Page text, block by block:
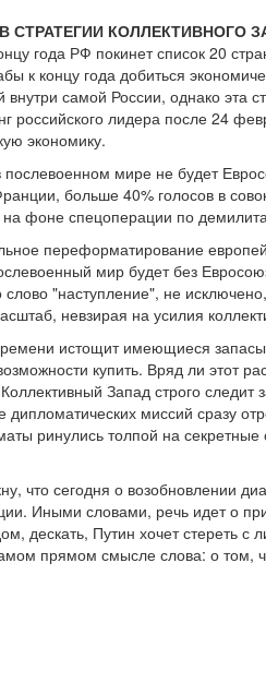
КОЛЛЕКТИВНОГО
года РФ покинет список 20
к концу года добиться
самой России, однако эта
российского лидера после 24
экономику.
мире не будет
больше 40% голосов в
фоне спецоперации по
переформатирование
мир будет без
"наступление", не
невзирая на усилия
истощит имеющиеся
купить. Вряд ли этот
Запад строго
дипломатических миссий сразу
ринулись толпой на
что сегодня о возобновлении
Иными словами, речь идет о
дескать, Путин хочет стереть
прямом смысле слова: о том,